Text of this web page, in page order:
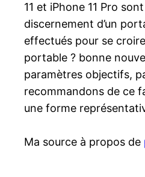
11 et iPhone 11 Pro
discernement d’un
effectués pour se
portable ? bonne
paramètres objectifs,
recommandons de ce
une forme
Ma source à propos de